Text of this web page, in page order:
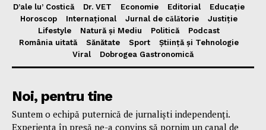
D’ale lu’ Costică
Dr. VET Economie Editorial
Educație
Horoscop
Internațional Jurnal de cǎlǎtorie
Justiție
Lifestyle
Natură și Mediu Politică
Podcast
România uitată
Sănătate Sport
Știință și Tehnologie
Viral
Dobrogea Gastronomică
Noi, pentru tine
Suntem o echipă puternică de jurnaliști independenți.
Experiența în presă ne-a convins să pornim un canal de